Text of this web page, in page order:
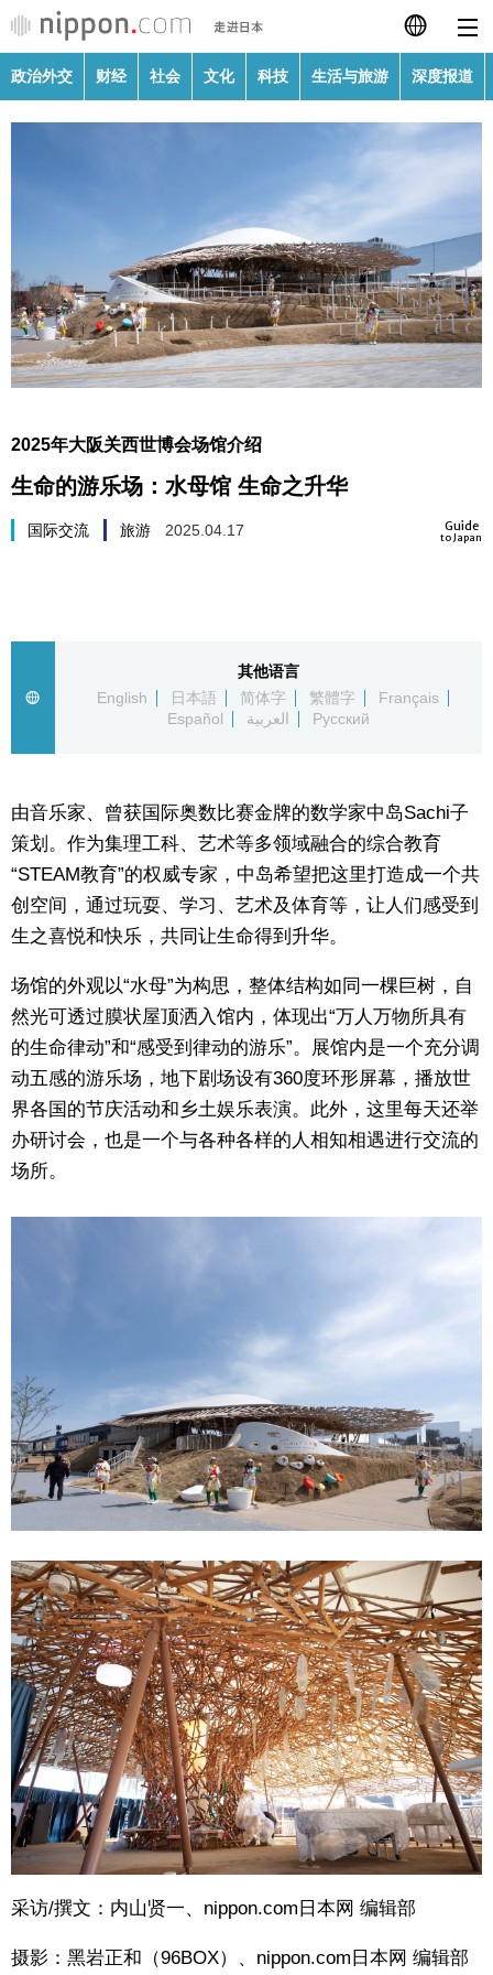
日本語
繁體字
Français
Español
العربية
财经
社会
生活与旅游
日本信息库
日本一瞥
东京
编辑部通知
政治外交 财经 社会 文化 科技 生活与旅游 深度报道
2025年大阪关西世博会场馆介绍
生命的游乐场：水母馆 生命之升华
Guide
to Japan
国际交流 旅游 2025.04.17
其他语言
English
日本語 简体字 繁體字
Français
Español
العربية Русский
由音乐家、曾获国际奥数比赛金牌的数学家中岛Sachi子
策划。作为集理工科、艺术等多领域融合的综合教育
“STEAM教育”的权威专家，中岛希望把这里打造成一个共
创空间，通过玩耍、学习、艺术及体育等，让人们感受到
生之喜悦和快乐，共同让生命得到升华。
场馆的外观以“水母”为构思，整体结构如同一棵巨树，自
然光可透过膜状屋顶洒入馆内，体现出“万人万物所具有
的生命律动”和“感受到律动的游乐”。展馆内是一个充分调
动五感的游乐场，地下剧场设有360度环形屏幕，播放世
界各国的节庆活动和乡土娱乐表演。此外，这里每天还举
办研讨会，也是一个与各种各样的人相知相遇进行交流的
场所。
采访/撰文：内山贤一、nippon.com日本网 编辑部
摄影：黑岩正和（96BOX）、nippon.com日本网 编辑部